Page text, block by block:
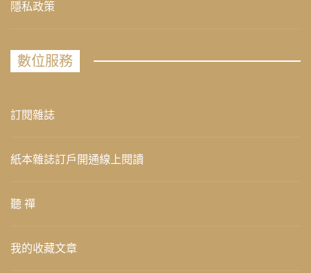
隱私政策
數位服務
訂閱雜誌
紙本雜誌訂戶開通線上閱讀
聽 禪
我的收藏文章